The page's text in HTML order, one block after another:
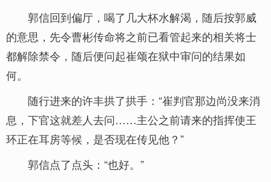
郭信回到偏厅，喝了几大杯水解渴，随后按郭威
的意思，先令曹彬传命将之前已看管起来的相关将士
都解除禁令，随后便问起崔颂在狱中审问的结果如
何。
随行进来的许丰拱了拱手：“崔判官那边尚没来消
息，下官这就差人去问……主公之前请来的指挥使王
环正在耳房等候，是否现在传见他？”
郭信点了点头：“也好。”